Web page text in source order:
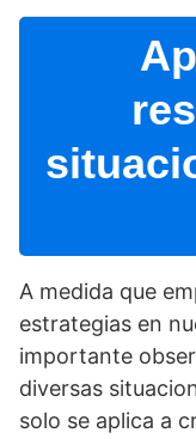
A medida que
estrategias en
importante
diversas
solo se aplica a